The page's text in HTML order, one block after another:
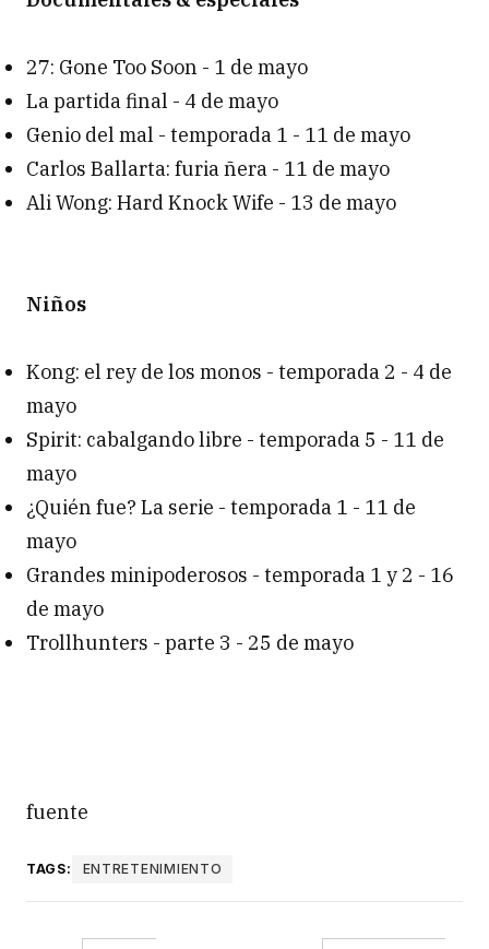
27: Gone Too Soon - 1 de mayo
La partida final - 4 de mayo
Genio del mal - temporada 1 - 11 de mayo
Carlos Ballarta: furia ñera - 11 de mayo
Ali Wong: Hard Knock Wife - 13 de mayo
Niños
Kong: el rey de los monos - temporada 2 - 4 de
mayo
Spirit: cabalgando libre - temporada 5 - 11 de
mayo
¿Quién fue? La serie - temporada 1 - 11 de
mayo
Grandes minipoderosos - temporada 1 y 2 - 16
de mayo
Trollhunters - parte 3 - 25 de mayo
fuente
TAGS: ENTRETENIMIENTO